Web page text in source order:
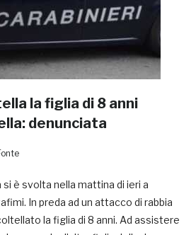
la figlia di 8 anni
denunciata
è svolta nella mattina di ieri a
In preda ad un attacco di rabbia
la figlia di 8 anni. Ad assistere